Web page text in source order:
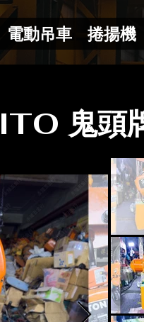
電動吊車 捲揚機
鬼頭